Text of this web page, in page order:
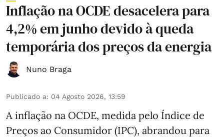
Inflação na OCDE desacelera para
4,2% em junho devido à queda
temporária dos preços da energia
Nuno Braga
Publicado a: 04 Agosto 2026, 13:59
A inflação na OCDE, medida pelo Índice de
Preços ao Consumidor (IPC), abrandou para